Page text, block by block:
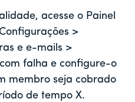
acesse o Painel
>
e e-mails >
falha e configure-o
membro seja cobrado
de tempo X.